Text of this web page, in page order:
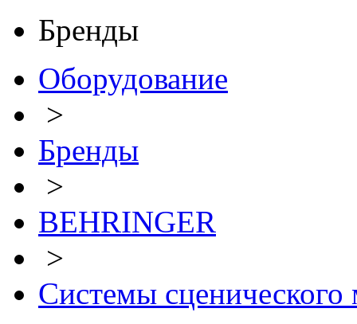
Бренды
Оборудование
>
Бренды
>
BEHRINGER
>
Системы сценического